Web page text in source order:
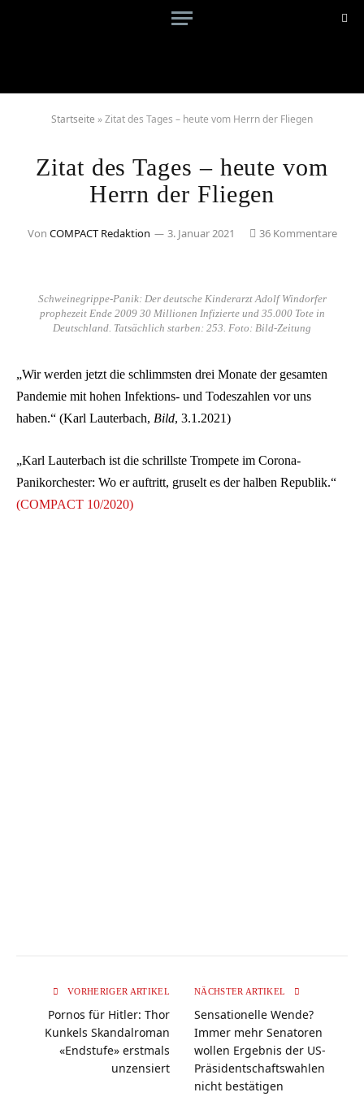
Startseite »Zitat des Tages – heute vom Herrn der Fliegen
Zitat des Tages – heute vom
Herrn der Fliegen
Von COMPACT Redaktion 3. Januar 2021 36 Kommentare
Schweinegrippe-Panik: Der deutsche Kinderarzt Adolf Windorfer
prophezeit Ende 2009 30 Millionen Infizierte und 35.000 Tote in
Deutschland. Tatsächlich starben: 253. Foto: Bild-Zeitung
„Wir werden jetzt die schlimmsten drei Monate der gesamten
Pandemie mit hohen Infektions- und Todeszahlen vor uns
haben.“ (Karl Lauterbach, Bild, 3.1.2021)
„Karl Lauterbach ist die schrillste Trompete im Corona-
Panikorchester: Wo er auftritt, gruselt es der halben Republik.“
(COMPACT 10/2020)
VORHERIGER ARTIKEL
Pornos für Hitler: Thor
Kunkels Skandalroman
«Endstufe» erstmals
unzensiert
NÄCHSTER ARTIKEL
Sensationelle Wende?
Immer mehr Senatoren
wollen Ergebnis der US-
Präsidentschaftswahlen
nicht bestätigen